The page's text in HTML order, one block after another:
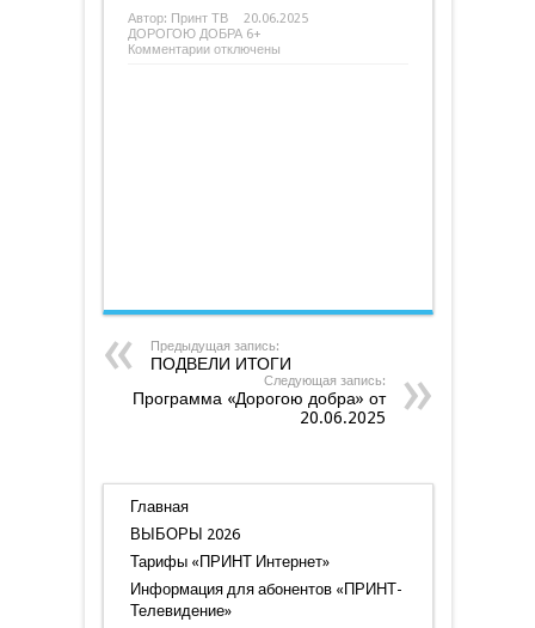
Автор: Принт ТВ
20.06.2025
ДОРОГОЮ ДОБРА 6+
Комментариикотключены
Предыдущая запись:
ПОДВЕЛИ ИТОГИ
Следующая запись:
Программа «Дорогою добра» от
20.06.2025
Главная
ВЫБОРЫ 2026
Тарифы «ПРИНТ Интернет»
Информация для абонентов «ПРИНТ-
Телевидение»